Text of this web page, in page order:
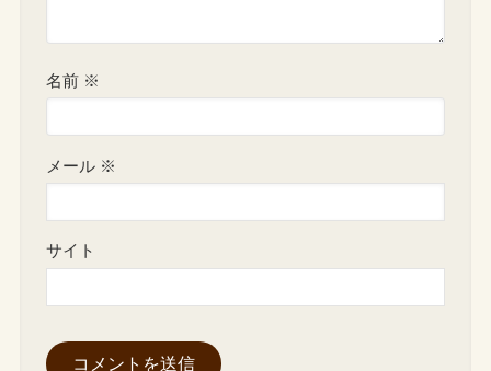
名前 ※
メール ※
サイト